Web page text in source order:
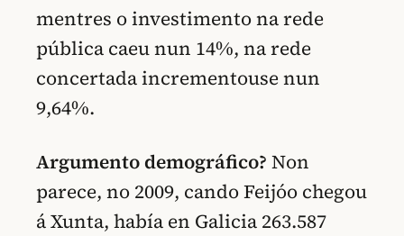
mentres o investimento na rede
pública caeu nun 14%, na rede
concertada incrementouse nun
9,64%.
Argumento demográfico? Non
parece, no 2009, cando Feijóo chegou
á Xunta, había en Galicia 263.587